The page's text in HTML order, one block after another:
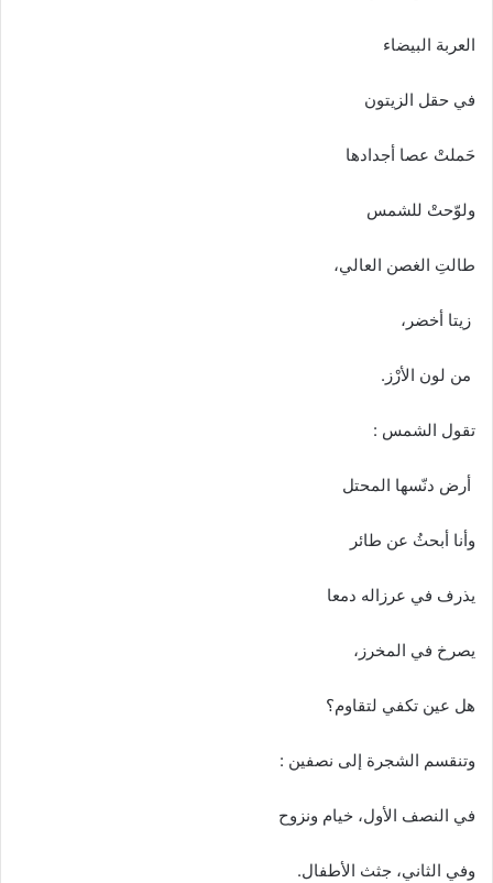
العربة البيضاء
في حقل الزيتون
حَملتْ عصا أجدادها
ولوّحتْ للشمس
طالتِ الغصن العالي،
زيتا أخضر،
من لون الأرْز.
تقول الشمس :
أرض دنّسها المحتل
وأنا أبحثُ عن طائر
يذرف في عرزاله دمعا
يصرخ في المخرز،
هل عين تكفي لتقاوم؟
وتنقسم الشجرة إلى نصفين :
في النصف الأول، خيام ونزوح
وفي الثاني، جثث الأطفال.